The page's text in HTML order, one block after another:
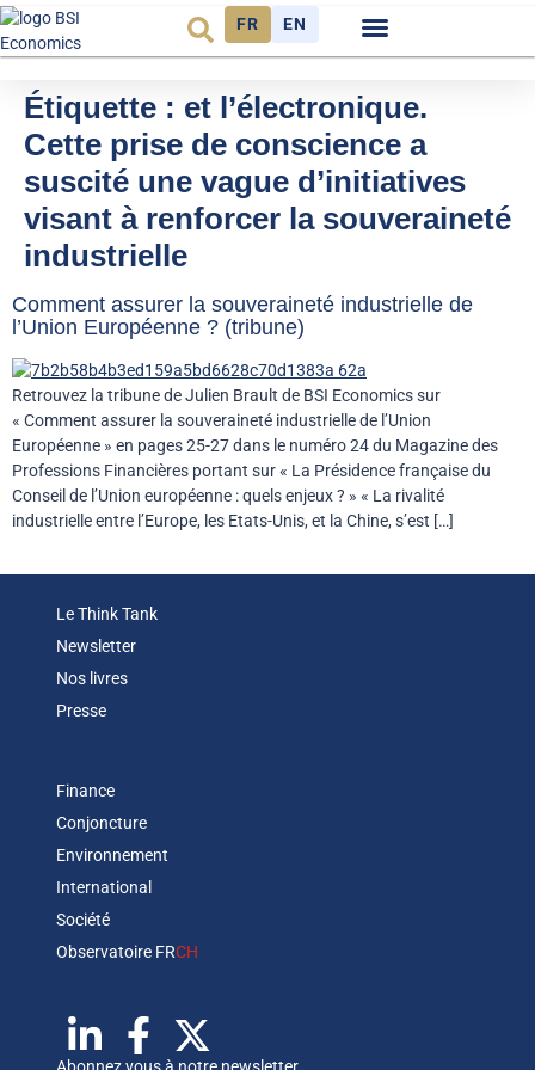
FR EN
Étiquette : et l’électronique.
Cette prise de conscience a
suscité une vague d’initiatives
visant à renforcer la souveraineté
industrielle
Comment assurer la souveraineté industrielle de
l’Union Européenne ? (tribune)
Retrouvez la tribune de Julien Brault de BSI Economics sur
« Comment assurer la souveraineté industrielle de l’Union
Européenne » en pages 25-27 dans le numéro 24 du Magazine des
Professions Financières portant sur « La Présidence française du
Conseil de l’Union européenne : quels enjeux ? » « La rivalité
industrielle entre l’Europe, les Etats-Unis, et la Chine, s’est […]
Le Think Tank
Newsletter
Nos livres
Presse
Finance
Conjoncture
Environnement
International
Société
Observatoire FRCH